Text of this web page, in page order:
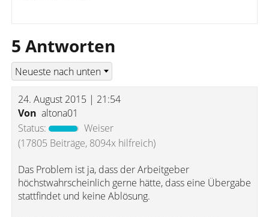
5 Antworten
24. August 2015 | 21:54
Von altona01
Status:
Weiser
(17805 Beiträge, 8094x hilfreich)
Das Problem ist ja, dass der Arbeitgeber
höchstwahrscheinlich gerne hätte, dass eine Übergabe
stattfindet und keine Ablösung.